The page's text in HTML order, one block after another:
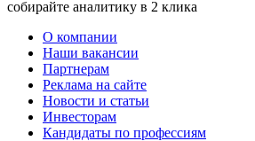
собирайте аналитику в 2 клика
О компании
Наши вакансии
Партнерам
Реклама на сайте
Новости и статьи
Инвесторам
Кандидаты по профессиям